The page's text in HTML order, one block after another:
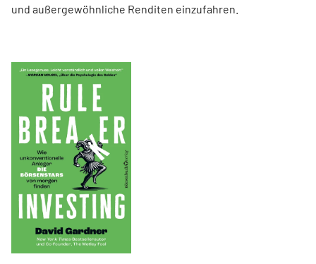
und außergewöhnliche Renditen einzufahren.